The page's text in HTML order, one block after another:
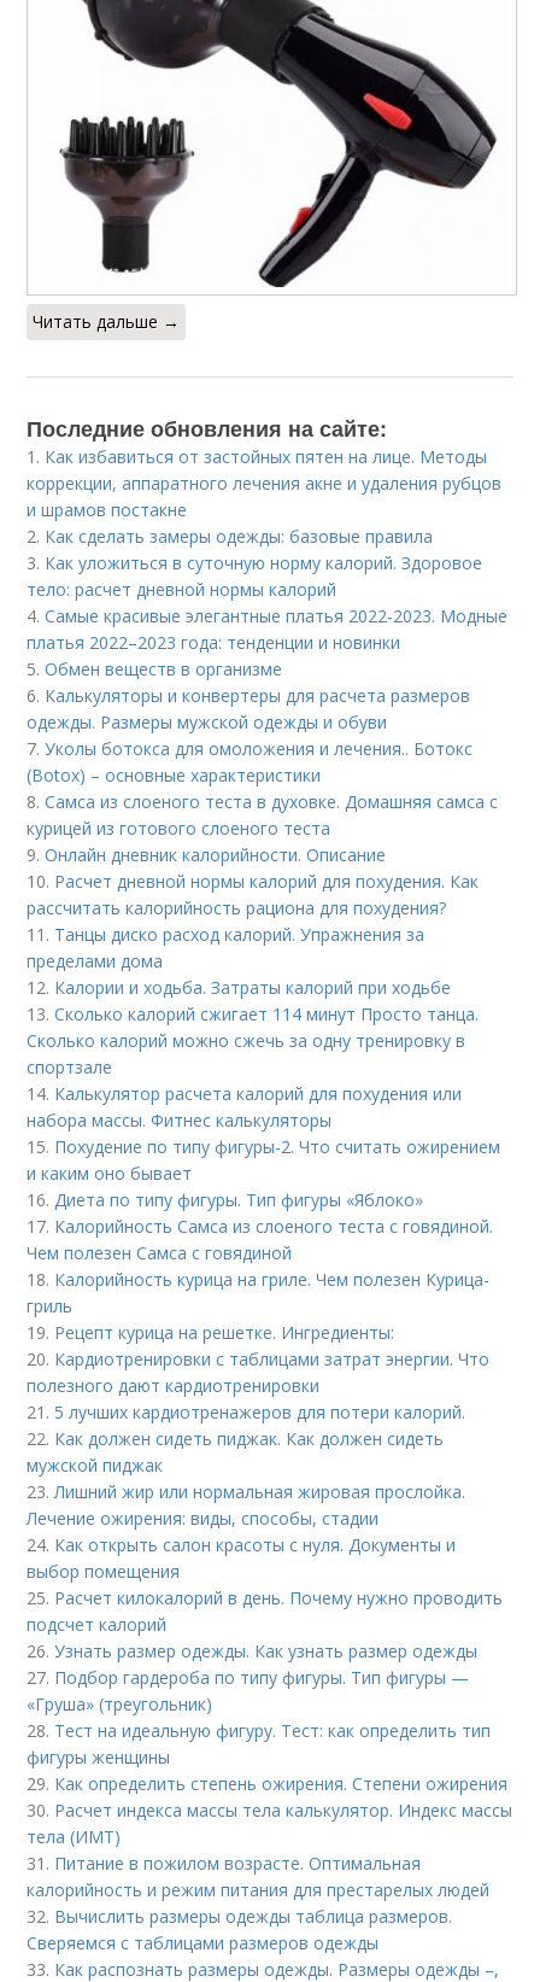
Читать дальше →
Последние обновления на сайте:
1. Как избавиться от застойных пятен на лице. Методы
коррекции, аппаратного лечения акне и удаления рубцов
и шрамов постакне
2. Как сделать замеры одежды: базовые правила
3. Как уложиться в суточную норму калорий. Здоровое
тело: расчет дневной нормы калорий
4.Самые красивые элегантные платья 2022-2023. Модные
платья 2022–2023 года: тенденции и новинки
5.Обмен веществ в организме
6. Калькуляторы и конвертеры для расчета размеров
одежды. Размеры мужской одежды и обуви
7.Уколы ботокса для омоложения и лечения.. Ботокс
(Botox) – основные характеристики
8.Самса из слоеного теста в духовке. Домашняя самса с
курицей из готового слоеного теста
9.Онлайн дневник калорийности. Описание
10. Расчет дневной нормы калорий для похудения. Как
рассчитать калорийность рациона для похудения?
11. Танцы диско расход калорий. Упражнения за
пределами дома
12. Калории и ходьба. Затраты калорий при ходьбе
13.Сколько калорий сжигает 114 минут Просто танца.
Сколько калорий можно сжечь за одну тренировку в
спортзале
14. Калькулятор расчета калорий для похудения или
набора массы. Фитнес калькуляторы
15. Похудение по типу фигуры-2. Что считать ожирением
и каким оно бывает
16.Диета по типу фигуры. Тип фигуры «Яблоко»
17. Калорийность Самса из слоеного теста с говядиной.
Чем полезен Самса с говядиной
18. Калорийность курица на гриле. Чем полезен Курица-
гриль
19. Рецепт курица на решетке. Ингредиенты:
20. Кардиотренировки с таблицами затрат энергии. Что
полезного дают кардиотренировки
21. 5 лучших кардиотренажеров для потери калорий.
22. Как должен сидеть пиджак. Как должен сидеть
мужской пиджак
23.Лишний жир или нормальная жировая прослойка.
Лечение ожирения: виды, способы, стадии
24. Как открыть салон красоты с нуля. Документы и
выбор помещения
25. Расчет килокалорий в день. Почему нужно проводить
подсчет калорий
26.Узнать размер одежды. Как узнать размер одежды
27. Подбор гардероба по типу фигуры. Тип фигуры —
«Груша» (треугольник)
28. Тест на идеальную фигуру. Тест: как определить тип
фигуры женщины
29. Как определить степень ожирения. Степени ожирения
30. Расчет индекса массы тела калькулятор. Индекс массы
тела (ИМТ)
31. Питание в пожилом возрасте. Оптимальная
калорийность и режим питания для престарелых людей
32. Вычислить размеры одежды таблица размеров.
Сверяемся с таблицами размеров одежды
33. Как распознать размеры одежды. Размеры одежды –,